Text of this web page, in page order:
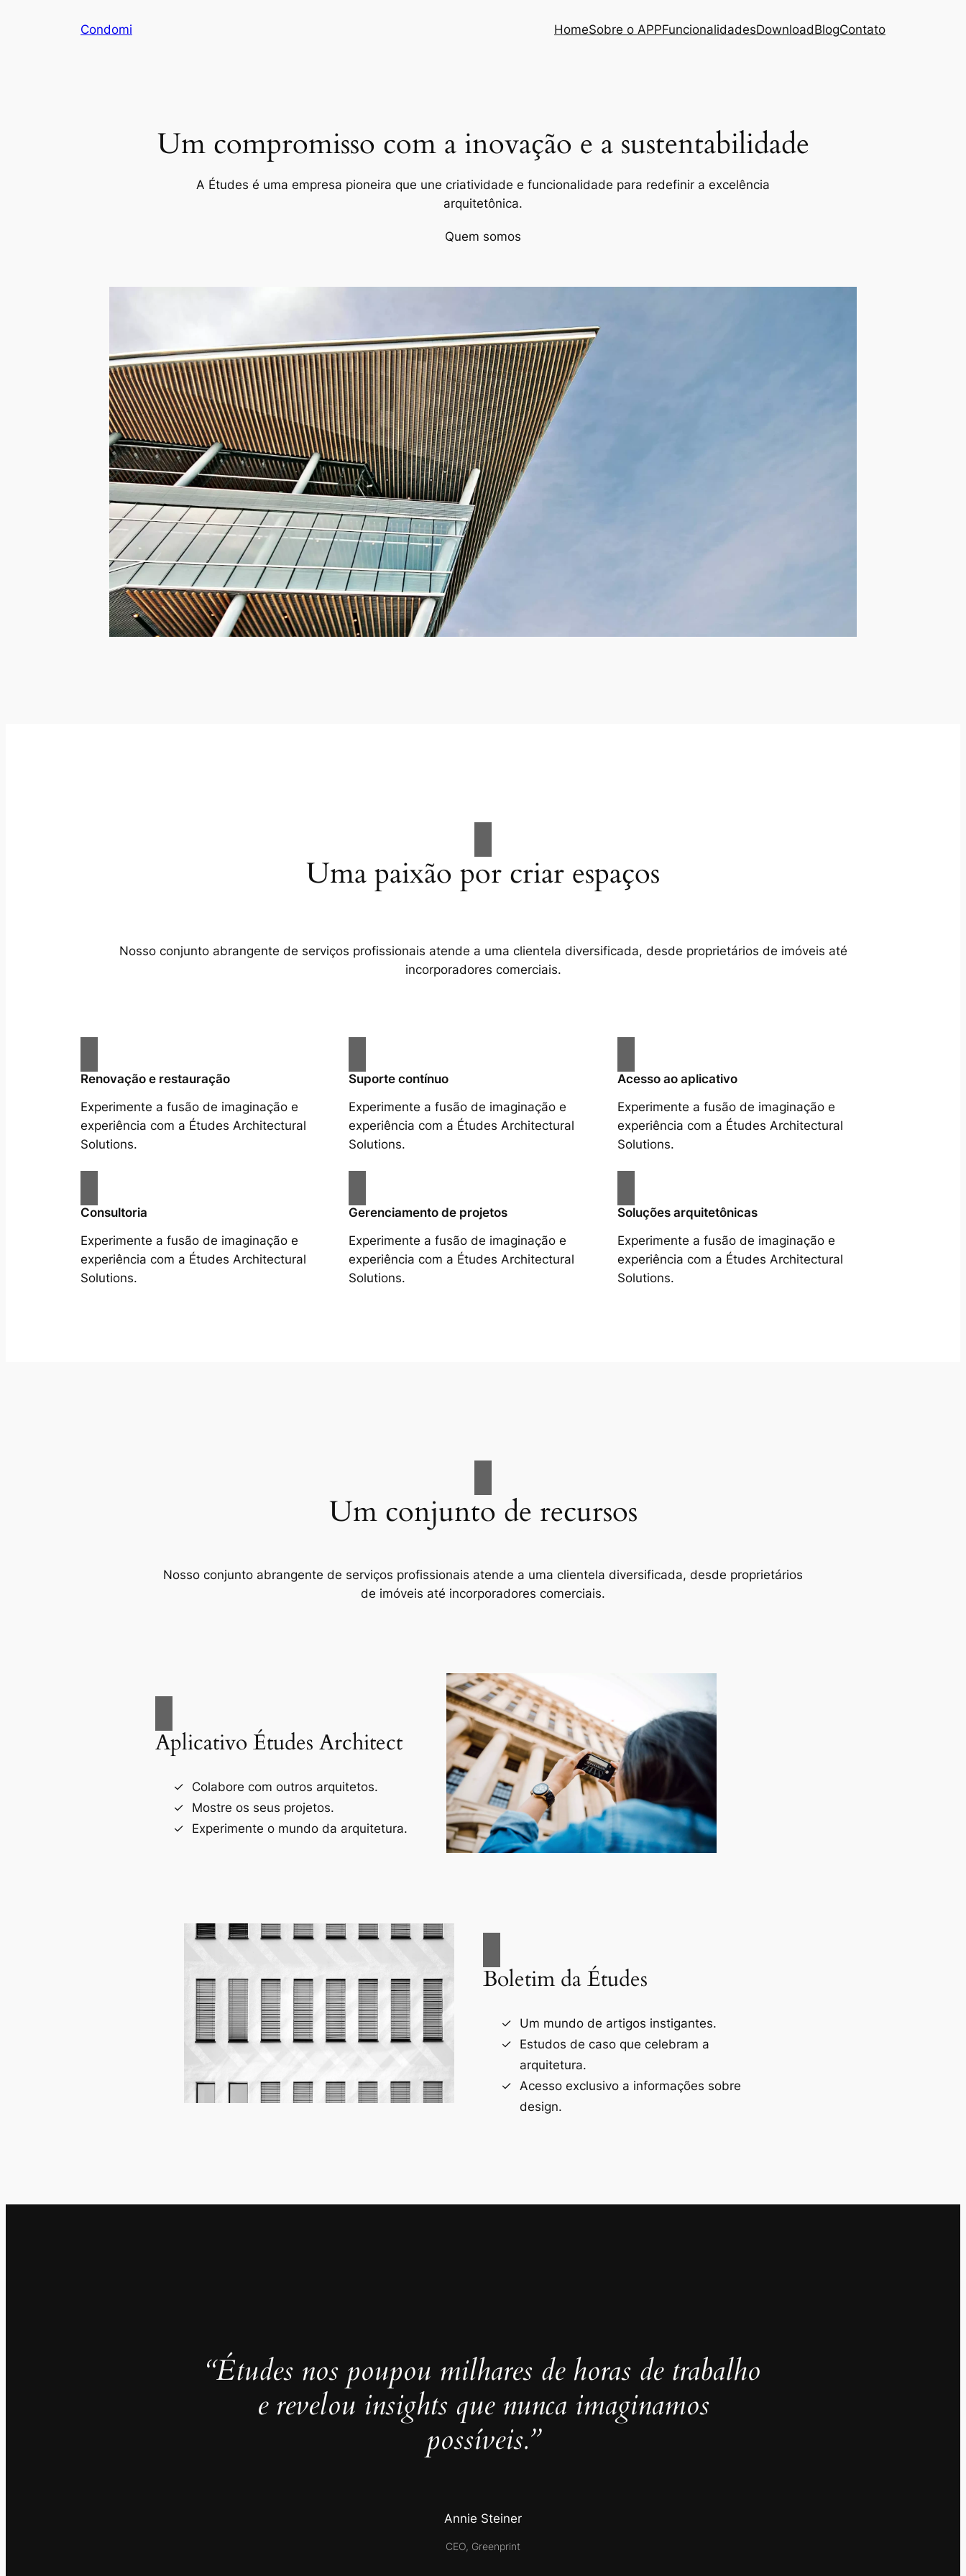
Condomi HomeSobre o APPFuncionalidadesDownloadBlogContato
Um compromisso com a inovação e a sustentabilidade
A Études é uma empresa pioneira que une criatividade e funcionalidade para redefinir a excelência
arquitetônica.
Quem somos
Uma paixão por criar espaços
Nosso conjunto abrangente de serviços profissionais atende a uma clientela diversificada, desde proprietários de imóveis até
incorporadores comerciais.
Renovação e restauração
Experimente a fusão de imaginação e
experiência com a Études Architectural
Solutions.
Suporte contínuo
Experimente a fusão de imaginação e
experiência com a Études Architectural
Solutions.
Acesso ao aplicativo
Experimente a fusão de imaginação e
experiência com a Études Architectural
Solutions.
Consultoria
Experimente a fusão de imaginação e
experiência com a Études Architectural
Solutions.
Gerenciamento de projetos
Experimente a fusão de imaginação e
experiência com a Études Architectural
Solutions.
Soluções arquitetônicas
Experimente a fusão de imaginação e
experiência com a Études Architectural
Solutions.
Um conjunto de recursos
Nosso conjunto abrangente de serviços profissionais atende a uma clientela diversificada, desde proprietários
de imóveis até incorporadores comerciais.
Aplicativo Études Architect
Colabore com outros arquitetos.
Mostre os seus projetos.
Experimente o mundo da arquitetura.
Boletim da Études
Um mundo de artigos instigantes.
Estudos de caso que celebram a
arquitetura.
Acesso exclusivo a informações sobre
design.
“Études nos poupou milhares de horas de trabalho
e revelou insights que nunca imaginamos
possíveis.”
Annie Steiner
CEO, Greenprint